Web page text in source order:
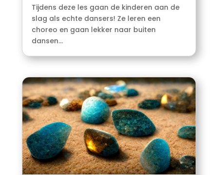
Tijdens deze les gaan de kinderen aan de
slag als echte dansers! Ze leren een
choreo en gaan lekker naar buiten
dansen...